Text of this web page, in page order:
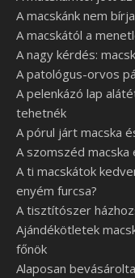
A macskánk nem
A macskától a
A nagy kérdés:
A patológus-orvos
A pelenkázó lap
tehetnék
A pórul járt macska
A szomszéd macska
A ti macskátok
enyém furcsa?
A tisztítószer
Ajándékötletek
főnök
Alaposan